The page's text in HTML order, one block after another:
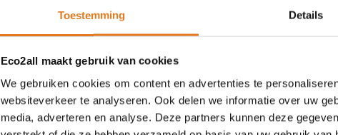
Toestemming Details
Eco2all maakt gebruik van cookies
We gebruiken cookies om content en advertenties te
websiteverkeer te analyseren. Ook delen we informatie over uw
media, adverteren en analyse. Deze partners kunnen deze